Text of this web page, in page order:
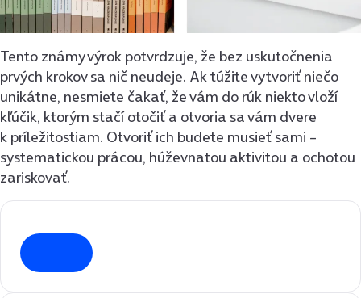
Tento známy výrok potvrdzuje, že bez uskutočnenia
prvých krokov sa nič neudeje. Ak túžite vytvoriť niečo
unikátne, nesmiete čakať, že vám do rúk niekto vloží
kľúčik, ktorým stačí otočiť a otvoria sa vám dvere
k príležitostiam. Otvoriť ich budete musieť sami –
systematickou prácou, húževnatou aktivitou a ochotou
zariskovať.